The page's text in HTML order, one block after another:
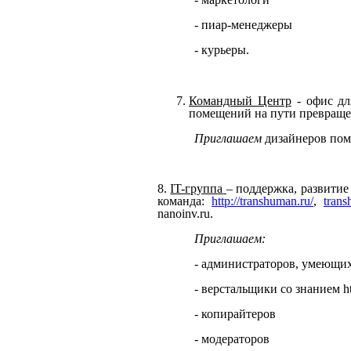
- пиар-менеджеры
- курьеры.
Командный Центр - офис
помещений на пути
Приглашаем дизайнеров
8. IT-группа –поддержка, развитие
команда: http://transhuman.ru/,
nanoinv.ru.
Приглашаем:
- администраторов,
- верстальщики со знанием
- копирайтеров
- модераторов